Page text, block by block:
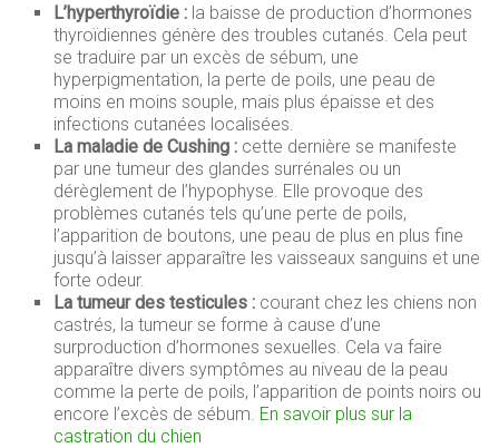
L’hyperthyroïdie : la baisse de production d’hormones
thyroïdiennes génère des troubles cutanés. Cela peut
se traduire par un excès de sébum, une
hyperpigmentation, la perte de poils, une peau de
moins en moins souple, mais plus épaisse et des
infections cutanées localisées.
La maladie de Cushing : cette dernière se manifeste
par une tumeur des glandes surrénales ou un
dérèglement de l’hypophyse. Elle provoque des
problèmes cutanés tels qu’une perte de poils,
l’apparition de boutons, une peau de plus en plus fine
jusqu’à laisser apparaître les vaisseaux sanguins et une
forte odeur.
La tumeur des testicules : courant chez les chiens non
castrés, la tumeur se forme à cause d’une
surproduction d’hormones sexuelles. Cela va faire
apparaître divers symptômes au niveau de la peau
comme la perte de poils, l’apparition de points noirs ou
encore l’excès de sébum. En savoir plus sur la
castration du chien